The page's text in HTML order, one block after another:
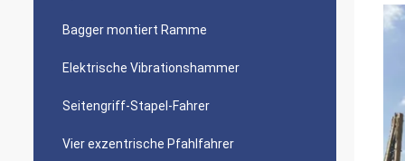
Bagger montiert Ramme
Elektrische Vibrationshammer
Seitengriff-Stapel-Fahrer
Vier exzentrische Pfahlfahrer